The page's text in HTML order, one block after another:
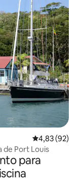
4,83 de uma
4,83 (92)
de Port Louis
para